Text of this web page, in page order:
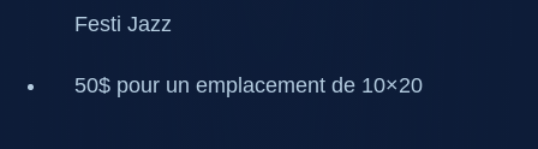
Festi Jazz
50$ pour un emplacement de 10×20